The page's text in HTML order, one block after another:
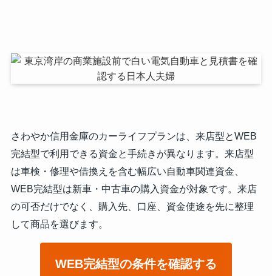
さわやか信用金庫のカーライフプランは、来店型とWEB
完結型で利用できる資金と手続きが異なります。来店型
は車検・修理や借換えを含む幅広い自動車関連資金、
WEB完結型は新車・中古車の購入資金が対象です。来店
の可否だけでなく、購入先、口座、資金使途を先に整理
して商品を選びます。
WEB完結型の条件を確認する